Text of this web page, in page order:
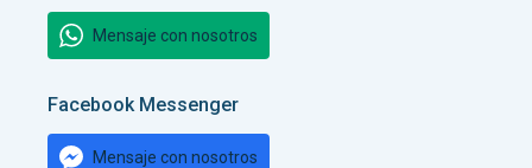
Mensaje con nosotros
Facebook Messenger
Mensaje con nosotros